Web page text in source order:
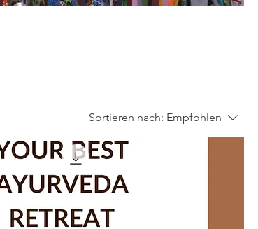
Sortieren nach: Empfohlen